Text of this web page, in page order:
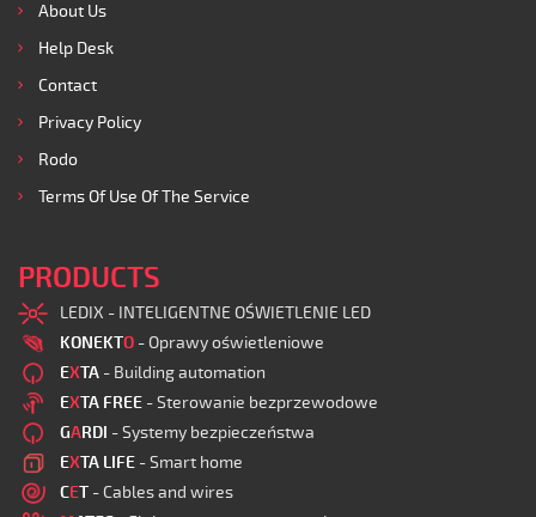
About Us
Help Desk
Contact
Privacy Policy
Rodo
Terms Of Use Of The Service
PRODUCTS
LEDIX - INTELIGENTNE OŚWIETLENIE LED
KONEKTO - Oprawy oświetleniowe
EXTA - Building automation
EXTA FREE - Sterowanie bezprzewodowe
GARDI - Systemy bezpieczeństwa
EXTA LIFE - Smart home
CET - Cables and wires